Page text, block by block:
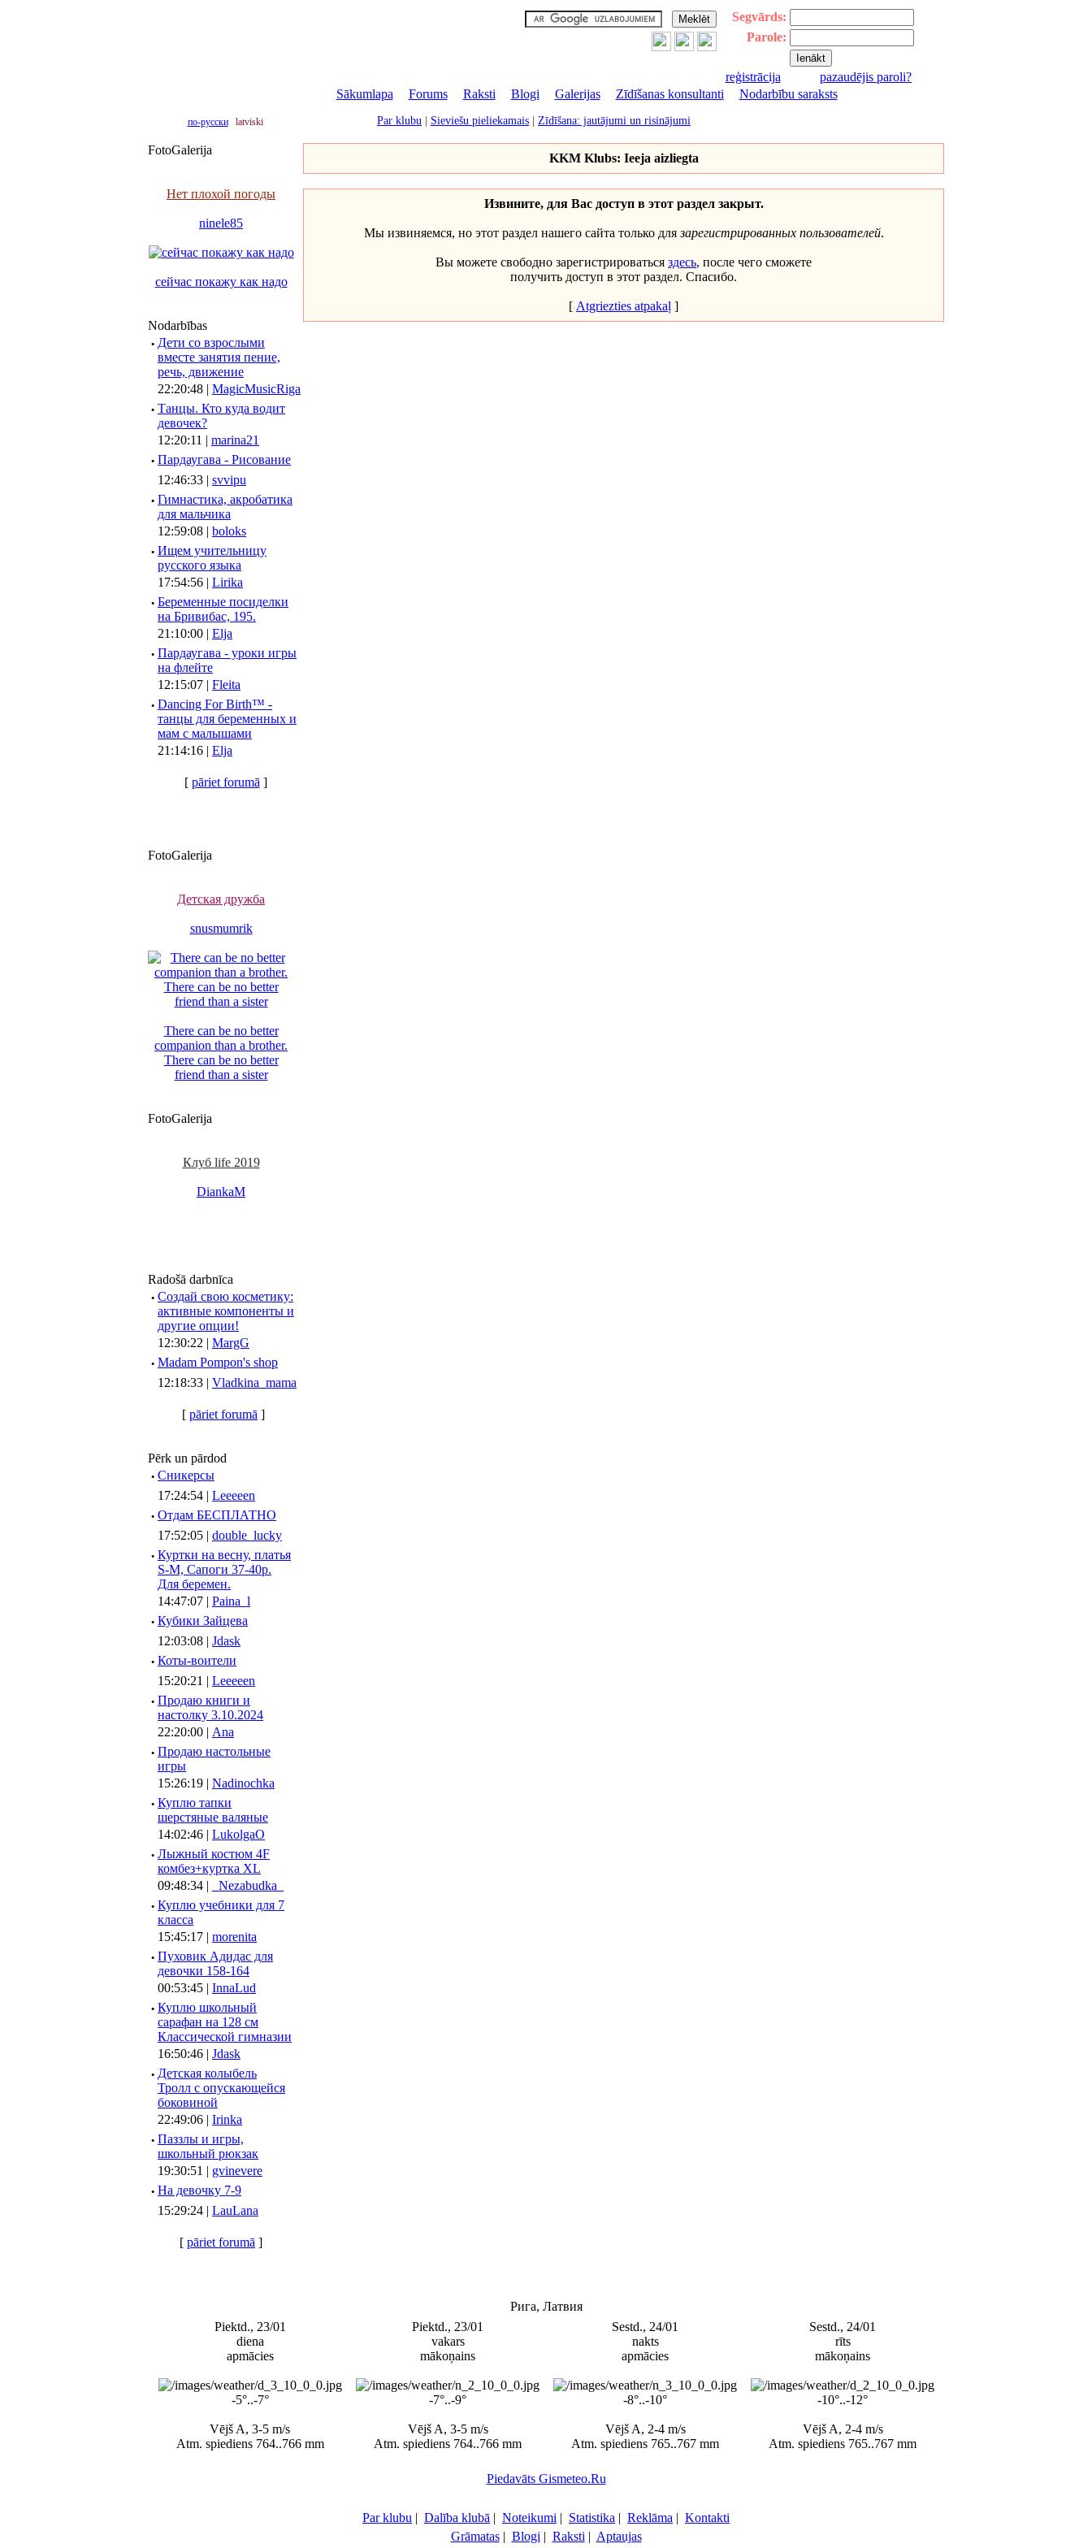
Segvārds:
Parole:
reģistrācija
pazaudējis paroli?
Sākumlapa
Forums| Raksti Blogi Galerijas| Zīdīšanas konsultanti Nodarbību saraksts
по-русски latviski Par klubu Sieviešu pieliekamais Zīdīšana: jautājumi un risinājumi
FotoGalerija
Нет плохой погоды
ninele85
сейчас покажу как надо
Nodarbības
· Дети со взрослыми
вместе занятия пение,
речь, движение
22:20:48 | MagicMusicRiga
· Танцы. Кто куда водит
девочек?
12:20:11 | marina21
· Пардаугава - Рисование
12:46:33 | svvipu
· Гимнастика, акробатика
для мальчика
12:59:08 | boloks
· Ищем учительницу
русского языка
17:54:56 | Lirika
· Беременные посиделки
на Бривибас, 195.
21:10:00 | Elja
· Пардаугава - уроки игры
на флейте
12:15:07 | Fleita
· Dancing For Birth™ -
танцы для беременных и
мам с малышами
21:14:16 | Elja
[ pāriet forumā ]
FotoGalerija
Детская дружба
snusmumrik
There can be no better
companion than a brother.
There can be no better
friend than a sister
FotoGalerija
Клуб life 2019
DiankaM
Radošā darbnīca
· Создай свою косметику:
активные компоненты и
другие опции!
12:30:22 | MargG
· Madam Pompon's shop
12:18:33 | Vladkina_mama
[ pāriet forumā ]
Pērk un pārdod
· Сникерсы
17:24:54 | Leeeeen
· Отдам БЕСПЛАТНО
17:52:05 | double_lucky
· Куртки на весну, платья
S-M, Сапоги 37-40р.
Для беремен.
14:47:07 | Paina_l
· Кубики Зайцева
12:03:08 | Jdask
· Коты-воители
15:20:21 | Leeeeen
· Продаю книги и
настолку 3.10.2024
22:20:00 | Ana
· Продаю настольные
игры
15:26:19 | Nadinochka
· Куплю тапки
шерстяные валяные
14:02:46 | LukolgaO
· Лыжный костюм 4F
комбез+куртка XL
09:48:34 |
_Nezabudka_
· Куплю учебники для 7
класса
15:45:17 | morenita
· Пуховик Адидас для
девочки 158-164
00:53:45 | InnaLud
· Куплю школьный
сарафан на 128 см
Классической гимназии
16:50:46 | Jdask
· Детская колыбель
Тролл с опускающейся
боковиной
22:49:06 | Irinka
· Паззлы и игры,
школьный рюкзак
19:30:51 | gvinevere
· Hа девочку 7-9
15:29:24 | LauLana
[ pāriet forumā ]
KKM Klubs: Ieeja aizliegta
Извините, для Вас доступ в этот раздел закрыт.
Мы извиняемся, но этот раздел нашего сайта только длязарегистрированных пользователей.
Вы можете свободно зарегистрироваться здесь, после чего сможете
получить доступ в этот раздел. Спасибо.
[ Atgriezties atpakaļ ]
Рига, Латвия
Piektd., 23/01
diena
apmācies
-5°..-7°
Vējš A, 3-5 m/s
Atm. spiediens 764..766 mm
Piektd., 23/01
vakars
mākoņains
-7°..-9°
Vējš A, 3-5 m/s
Atm. spiediens 764..766 mm
Sestd., 24/01
nakts
apmācies
-8°..-10°
Vējš A, 2-4 m/s
Atm. spiediens 765..767 mm
Sestd., 24/01
rīts
mākoņains
-10°..-12°
Vējš A, 2-4 m/s
Atm. spiediens 765..767 mm
Piedavāts Gismeteo.Ru
Par klubu | Dalība klubā | Noteikumi | Statistika | Reklāma | Kontakti
Grāmatas| Blogi | Raksti | Aptaujas